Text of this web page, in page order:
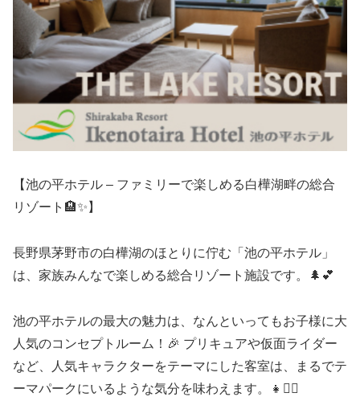
【池の平ホテル – ファミリーで楽しめる白樺湖畔の総合
リゾート🏨✨】
長野県茅野市の白樺湖のほとりに佇む「池の平ホテル」
は、家族みんなで楽しめる総合リゾート施設です。🌲💕
池の平ホテルの最大の魅力は、なんといってもお子様に大
人気のコンセプトルーム！🎉 プリキュアや仮面ライダー
など、人気キャラクターをテーマにした客室は、まるでテ
ーマパークにいるような気分を味わえます。👧🦸‍♂️